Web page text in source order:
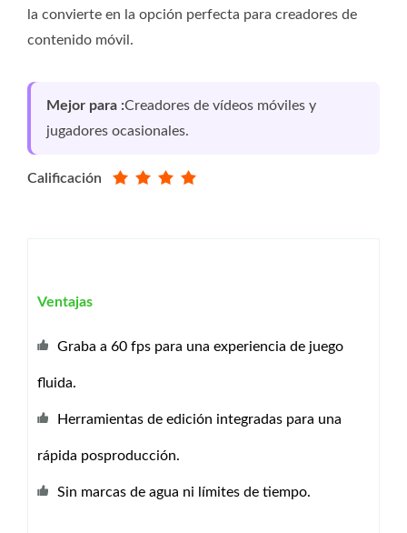
la convierte en la opción perfecta para creadores de
contenido móvil.
Mejor para :Creadores de vídeos móviles y
jugadores ocasionales.
Calificación
Ventajas
Graba a 60 fps para una experiencia de juego
fluida.
Herramientas de edición integradas para una
rápida posproducción.
Sin marcas de agua ni límites de tiempo.